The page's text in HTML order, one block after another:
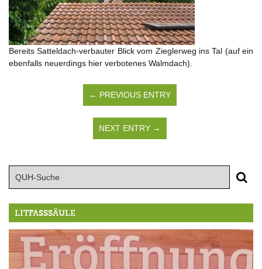
Bereits Satteldach-verbauter Blick vom Zieglerweg ins Tal (auf ein
ebenfalls neuerdings hier verbotenes Walmdach).
← PREVIOUS ENTRY
NEXT ENTRY →
LITFASSSÄULE